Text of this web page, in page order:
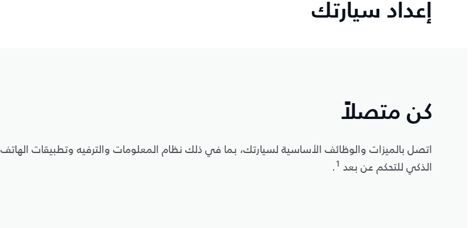
إعداد سيارتك
كن متصلاً
اتصل بالميزات والوظائف الأساسية لسيارتك، بما في ذلك نظام المعلومات والترفيه وتطبيقات الهاتف
الذكي للتحكم عن بعد 1
.